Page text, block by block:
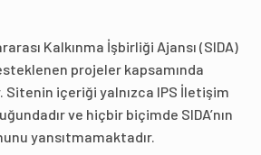
Kalkınma İşbirliği Ajansı (SIDA)
projeler kapsamında
Sitenin içeriği yalnızca IPS İletişim
ve hiçbir biçimde SIDA’nın
yansıtmamaktadır.